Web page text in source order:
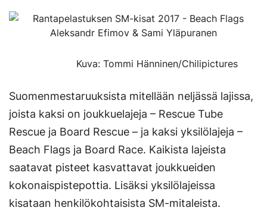
Kuva: Tommi Hänninen/Chilipictures
Suomenmestaruuksista mitellään neljässä lajissa,
joista kaksi on joukkuelajeja – Rescue Tube
Rescue ja Board Rescue – ja kaksi yksilölajeja –
Beach Flags ja Board Race. Kaikista lajeista
saatavat pisteet kasvattavat joukkueiden
kokonaispistepottia. Lisäksi yksilölajeissa
kisataan henkilökohtaisista SM-mitaleista.